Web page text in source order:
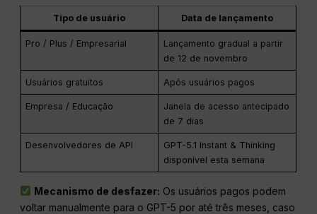
Tipo de usuário Data de lançamento
Pro / Plus / Empresarial
Lançamento gradual a partir
de 12 de novembro
Usuários gratuitos Após usuários pagos
Empresa / Educação
Janela de acesso antecipado
de 7 dias
Desenvolvedores de API
GPT-5.1 Instant & Thinking
disponível esta semana
Mecanismo de desfazer: Os usuários pagos podem
voltar manualmente para o GPT-5 por até três meses, caso